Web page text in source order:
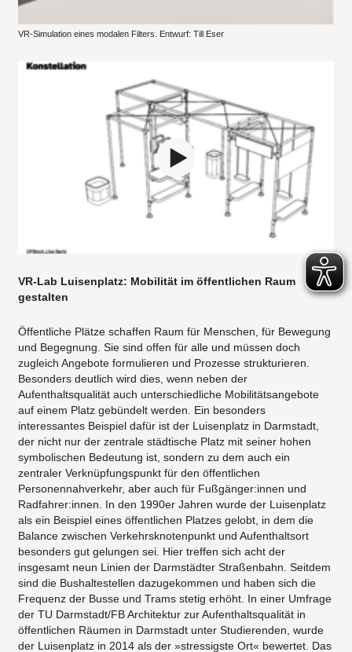
VR-Simulation eines modalen Filters. Entwurf: Till Eser
VR-Lab Luisenplatz: Mobilität im öffentlichen Raum
gestalten
Öffentliche Plätze schaffen Raum für Menschen, für Bewegung
und Begegnung. Sie sind offen für alle und müssen doch
zugleich Angebote formulieren und Prozesse strukturieren.
Besonders deutlich wird dies, wenn neben der
Aufenthaltsqualität auch unterschiedliche Mobilitätsangebote
auf einem Platz gebündelt werden. Ein besonders
interessantes Beispiel dafür ist der Luisenplatz in Darmstadt,
der nicht nur der zentrale städtische Platz mit seiner hohen
symbolischen Bedeutung ist, sondern zu dem auch ein
zentraler Verknüpfungspunkt für den öffentlichen
Personennahverkehr, aber auch für Fußgänger:innen und
Radfahrer:innen. In den 1990er Jahren wurde der Luisenplatz
als ein Beispiel eines öffentlichen Platzes gelobt, in dem die
Balance zwischen Verkehrsknotenpunkt und Aufenthaltsort
besonders gut gelungen sei. Hier treffen sich acht der
insgesamt neun Linien der Darmstädter Straßenbahn. Seitdem
sind die Bushaltestellen dazugekommen und haben sich die
Frequenz der Busse und Trams stetig erhöht. In einer Umfrage
der TU Darmstadt/FB Architektur zur Aufenthaltsqualität in
öffentlichen Räumen in Darmstadt unter Studierenden, wurde
der Luisenplatz in 2014 als der »stressigste Ort« bewertet. Das